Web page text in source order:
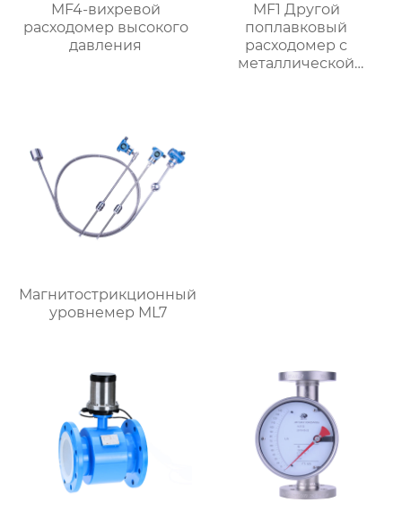
MF4-вихревой
расходомер высокого
давления
MF1 Другой
поплавковый
расходомер с
металлической
Магнитострикционный
уровнемер ML7